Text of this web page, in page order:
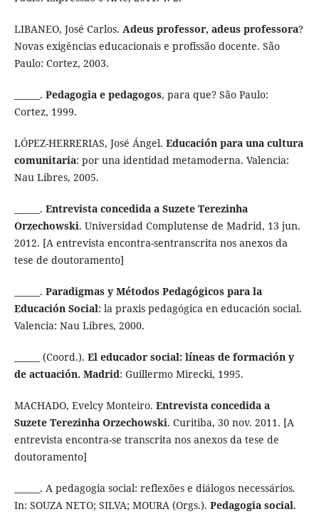
LIBANEO, José Carlos. Adeus professor, adeus professora?
Novas exigências educacionais e profissão docente. São
Paulo: Cortez, 2003.
______. Pedagogia e pedagogos, para que? São Paulo:
Cortez, 1999.
LÓPEZ-HERRERIAS, José Ángel. Educación para una cultura
comunitaria: por una identidad metamoderna. Valencia:
Nau Libres, 2005.
______. Entrevista concedida a Suzete Terezinha
Orzechowski. Universidad Complutense de Madrid, 13 jun.
2012. [A entrevista encontra-sentranscrita nos anexos da
tese de doutoramento]
______. Paradigmas y Métodos Pedagógicos para la
Educación Social: la praxis pedagógica en educación social.
Valencia: Nau Libres, 2000.
______ (Coord.). El educador social: líneas de formación y
de actuación. Madrid: Guillermo Mirecki, 1995.
MACHADO, Evelcy Monteiro. Entrevista concedida a
Suzete Terezinha Orzechowski. Curitiba, 30 nov. 2011. [A
entrevista encontra-se transcrita nos anexos da tese de
doutoramento]
______. A pedagogia social: reflexões e diálogos necessários.
In: SOUZA NETO; SILVA; MOURA (Orgs.). Pedagogia social.